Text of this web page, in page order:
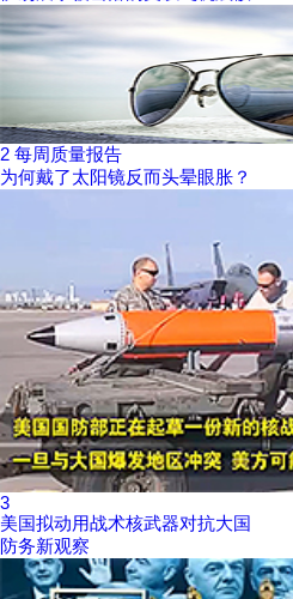
2 每周质量报告
为何戴了太阳镜反而头晕眼胀？
3
美国拟动用战术核武器对抗大国
防务新观察